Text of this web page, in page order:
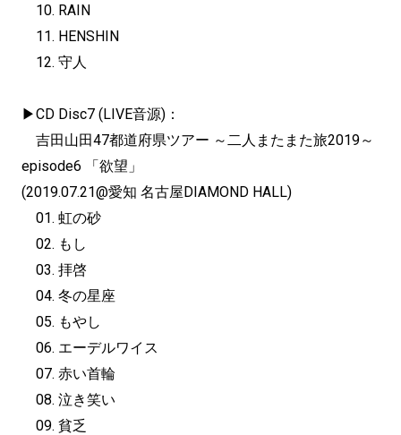
10. RAIN
11. HENSHIN
12. 守人
▶︎CD Disc7 (LIVE音源)：
吉田山田47都道府県ツアー ～二人またまた旅2019～
episode6 「欲望」
(2019.07.21@愛知 名古屋DIAMOND HALL)
01. 虹の砂
02. もし
03. 拝啓
04. 冬の星座
05. もやし
06. エーデルワイス
07. 赤い首輪
08. 泣き笑い
09. 貧乏